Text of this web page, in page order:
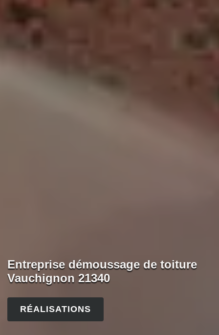
Entreprise démoussage de toiture
Vauchignon 21340
RÉALISATIONS